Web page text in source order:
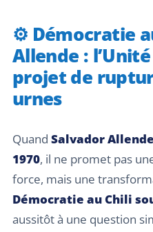
⚙️ Démocratie
Allende :
projet de
urnes
Quand Salvador Allende
1970, il ne promet pas
force, mais une
Démocratie au Chili
aussitôt à une question